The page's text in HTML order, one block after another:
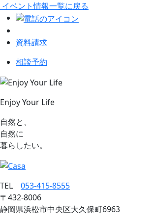
イベント情報一覧に戻る
資料請求
相談予約
Enjoy Your Life
自然と、
自然に
暮らしたい。
TEL 053‐415‐8555
〒432‐8006
静岡県浜松市中央区大久保町6963